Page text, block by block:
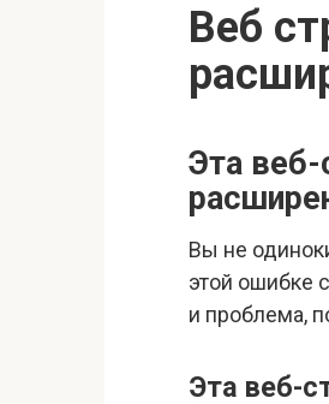
Веб
Эта веб-
Вы не
этой ошибке
и проблема,
Эта веб-